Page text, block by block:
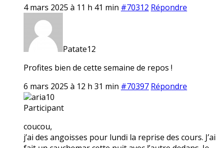
4 mars 2025 à 11 h 41 min #70312 Répondre
Patate12
Profites bien de cette semaine de repos !
6 mars 2025 à 12 h 31 min #70397 Répondre
aria10
Participant
coucou,
j’ai des angoisses pour lundi la reprise des cours. J’ai